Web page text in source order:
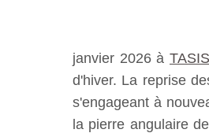
janvier 2026 à TASIS
d'hiver. La reprise
s'engageant à
la pierre angulaire